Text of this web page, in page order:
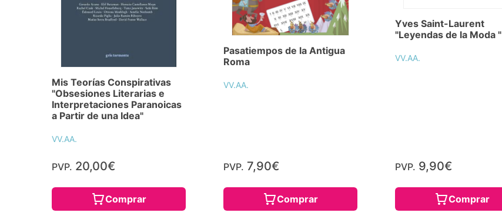
Mis Teorías Conspirativas
"Obsesiones Literarias e
Interpretaciones Paranoicas
a Partir de una Idea"
VV.AA.
PVP. 20,00€
Comprar
Pasatiempos de la Antigua
Roma
VV.AA.
PVP. 7,90€
Comprar
Yves Saint-Laurent
"Leyendas de la Moda "
VV.AA.
PVP. 9,90€
Comprar